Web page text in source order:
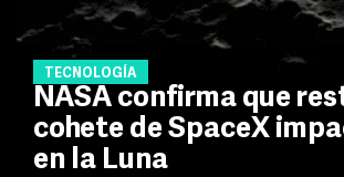
TECNOLOGÍA
NASA confirma que
cohete de SpaceX
en la Luna